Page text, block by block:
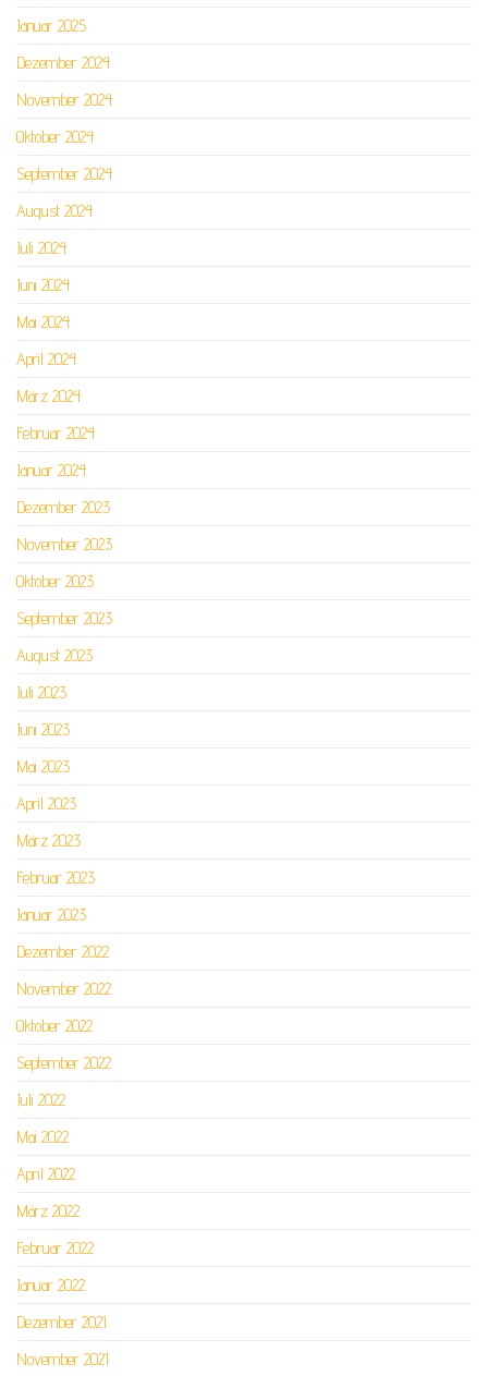
Januar 2025
Dezember 2024
November 2024
Oktober 2024
September 2024
August 2024
Juli 2024
Juni 2024
Mai 2024
April 2024
März 2024
Februar 2024
Januar 2024
Dezember 2023
November 2023
Oktober 2023
September 2023
August 2023
Juli 2023
Juni 2023
Mai 2023
April 2023
März 2023
Februar 2023
Januar 2023
Dezember 2022
November 2022
Oktober 2022
September 2022
Juli 2022
Mai 2022
April 2022
März 2022
Februar 2022
Januar 2022
Dezember 2021
November 2021